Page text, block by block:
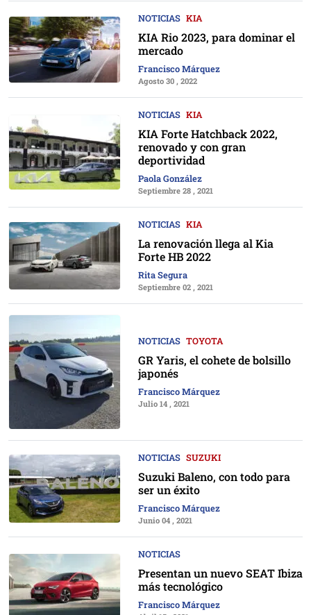
NOTICIAS KIA
KIA Rio 2023, para dominar el
mercado
Francisco Márquez
Agosto 30 , 2022
NOTICIAS KIA
KIA Forte Hatchback 2022,
renovado y con gran
deportividad
Paola González
Septiembre 28 , 2021
NOTICIAS KIA
La renovación llega al Kia
Forte HB 2022
Rita Segura
Septiembre 02 , 2021
NOTICIAS TOYOTA
GR Yaris, el cohete de bolsillo
japonés
Francisco Márquez
Julio 14 , 2021
NOTICIAS SUZUKI
Suzuki Baleno, con todo para
ser un éxito
Francisco Márquez
Junio 04 , 2021
NOTICIAS
Presentan un nuevo SEAT Ibiza
más tecnológico
Francisco Márquez